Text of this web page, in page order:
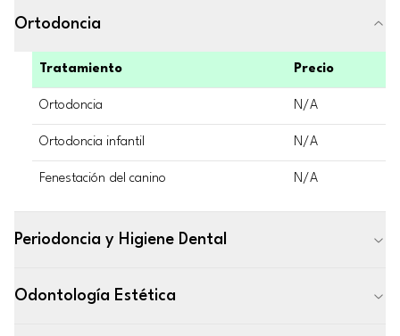
Ortodoncia
Tratamiento Precio
Ortodoncia N/A
Ortodoncia infantil N/A
Fenestación del canino N/A
Periodoncia y Higiene Dental
Odontología Estética